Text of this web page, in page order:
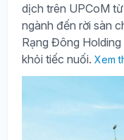
dịch trên UPCoM
ngành đến rời sàn
Rạng Đông
khỏi tiếc nuối. Xem